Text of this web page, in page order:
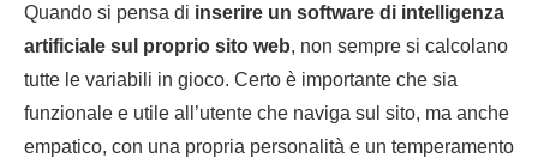
Quando si pensa di inserire un software di intelligenza
artificiale sul proprio sito web, non sempre si calcolano
tutte le variabili in gioco. Certo è importante che sia
funzionale e utile all’utente che naviga sul sito, ma anche
empatico, con una propria personalità e un temperamento